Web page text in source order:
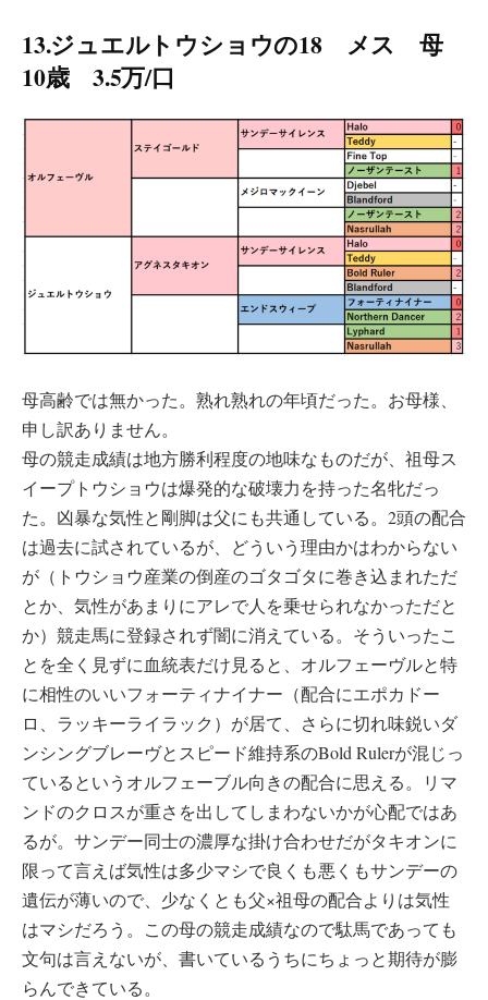
13.ジュエルトウショウの18 メス 母
10歳 3.5万/口
母高齢では無かった。熟れ熟れの年頃だった。お母様、
申し訳ありません。
母の競走成績は地方勝利程度の地味なものだが、祖母ス
イープトウショウは爆発的な破壊力を持った名牝だっ
た。凶暴な気性と剛脚は父にも共通している。2頭の配合
は過去に試されているが、どういう理由かはわからない
が（トウショウ産業の倒産のゴタゴタに巻き込まれただ
とか、気性があまりにアレで人を乗せられなかっただと
か）競走馬に登録されず闇に消えている。そういったこ
とを全く見ずに血統表だけ見ると、オルフェーヴルと特
に相性のいいフォーティナイナー（配合にエポカドー
ロ、ラッキーライラック）が居て、さらに切れ味鋭いダ
ンシングブレーヴとスピード維持系のBold Rulerが混じっ
ているというオルフェーブル向きの配合に思える。リマ
ンドのクロスが重さを出してしまわないかが心配ではあ
るが。サンデー同士の濃厚な掛け合わせだがタキオンに
限って言えば気性は多少マシで良くも悪くもサンデーの
遺伝が薄いので、少なくとも父×祖母の配合よりは気性
はマシだろう。この母の競走成績なので駄馬であっても
文句は言えないが、書いているうちにちょっと期待が膨
らんできている。